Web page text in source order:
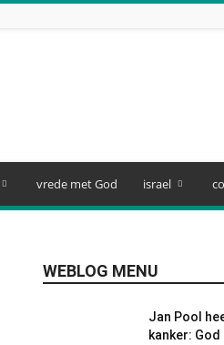
vrede met God israel
WEBLOG MENU
Jan Pool
kanker: